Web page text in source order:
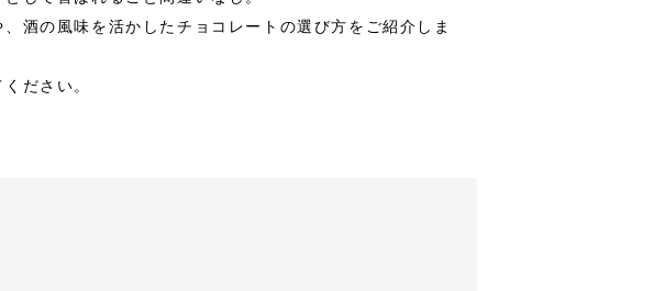
酒の風味を活かしたチョコレートの選び方をご紹介しま
ださい。